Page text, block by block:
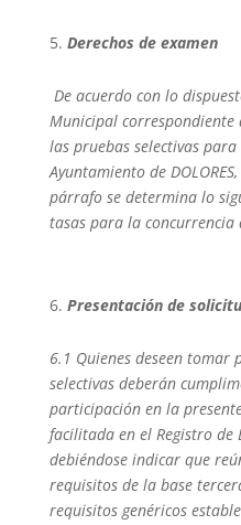
Derechos de examen
De acuerdo con lo
Municipal correspondiente
las pruebas selectivas
Ayuntamiento de
párrafo se determina lo
tasas para la concurrencia
Presentación de
6.1 Quienes deseen tomar
selectivas deberán
participación en la
facilitada en el Registro de
debiéndose indicar que
requisitos de la base
requisitos genéricos